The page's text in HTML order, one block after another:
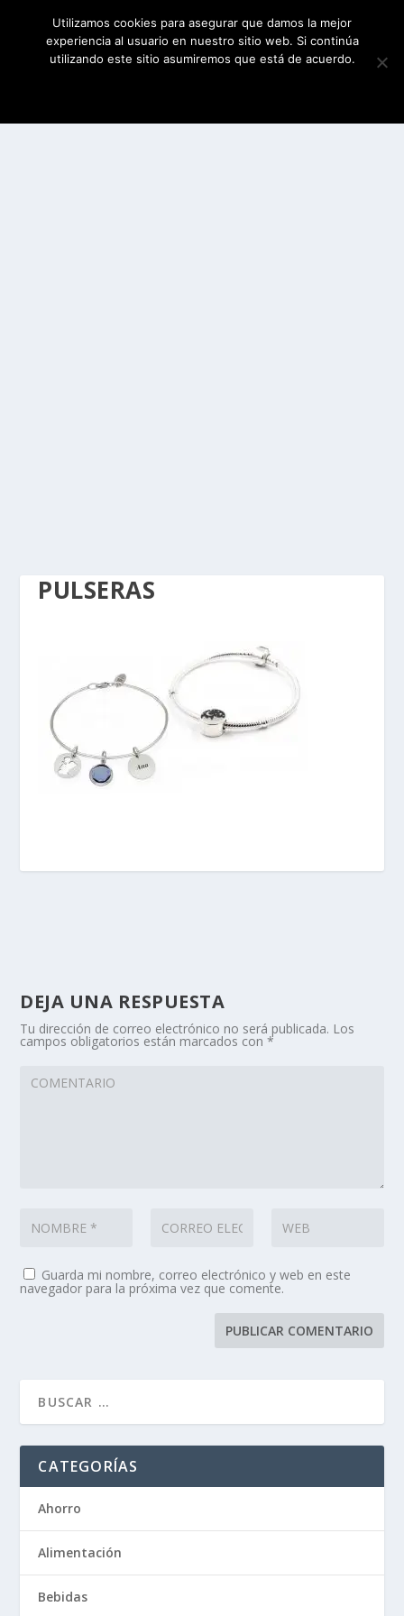
PULSERAS
DEJA UNA RESPUESTA
Tu dirección de correo electrónico no será publicada. Los
campos obligatorios están marcados con*
Guarda mi nombre, correo electrónico y web en este
navegador para la próxima vez que comente.
CATEGORÍAS
Ahorro
Alimentación
Bebidas
Utilizamos cookies para asegurar que damos la mejor
experiencia al usuario en nuestro sitio web. Si continúa
utilizando este sitio asumiremos que está de acuerdo.